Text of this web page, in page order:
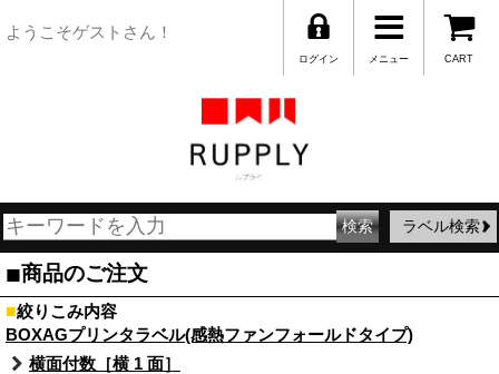
ようこそゲストさん！
CART
メニュー
ログイン
ラベル検索
■商品のご注文
■絞りこみ内容
BOXAGプリンタラベル(感熱ファンフォールドタイプ)
横面付数［横 1 面］